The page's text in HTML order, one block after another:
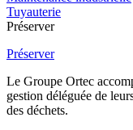
Tuyauterie
Préserver
Préserver
Le Groupe Ortec
gestion déléguée de
des déchets.